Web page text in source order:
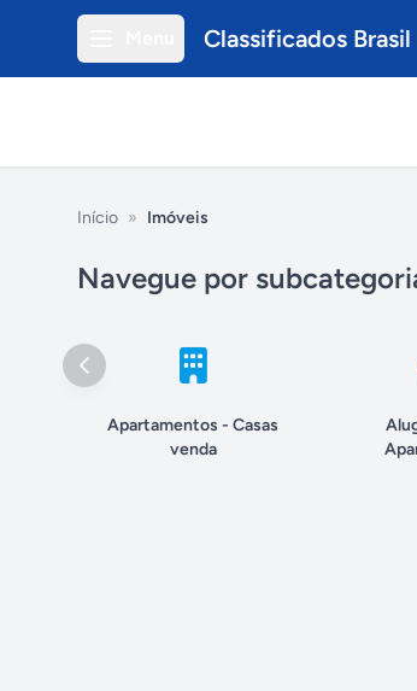
Classificados Brasil
Início » Imóveis
Navegue por
Apartamentos - Casas
venda